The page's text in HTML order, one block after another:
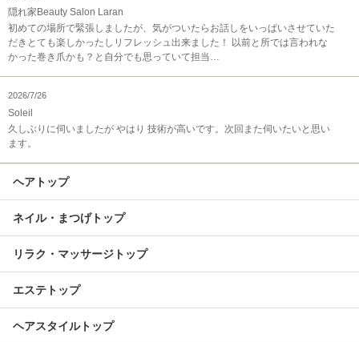
隠れ家Beauty Salon Laran
初めての場所で緊張しましたが、気がついたらお話しをいっぱいさせていた
だきとても楽しかったしリフレッシュ出来ました！ 以前と所では言われな
かった巻き爪かも？と自分でも思っていて担当…
2026/7/26
Soleil
久しぶりに伺いましたが やはり 技術が高いです。次回また伺いたいと思い
ます。
ヘアトップ
ネイル・まつげトップ
リラク・マッサージトップ
エステトップ
ヘアスタイルトップ